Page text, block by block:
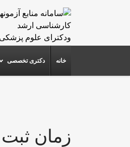
خانه دکتری تخصصی
زمان